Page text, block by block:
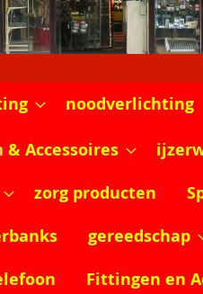
noodverlichting
Accessoires
zorg producten
gereedschap
Fittingen en